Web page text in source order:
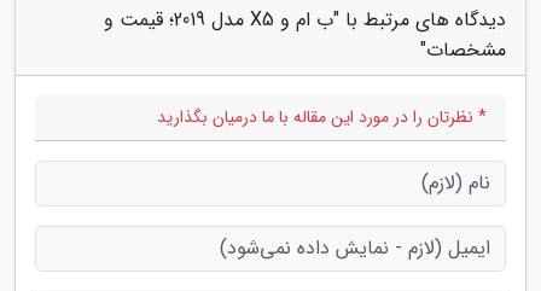
دیدگاه های مرتبط با "ب ام و X5 مدل 2019؛ قیمت و
مشخصات"
* نظرتان را در مورد این مقاله با ما درمیان بگذارید